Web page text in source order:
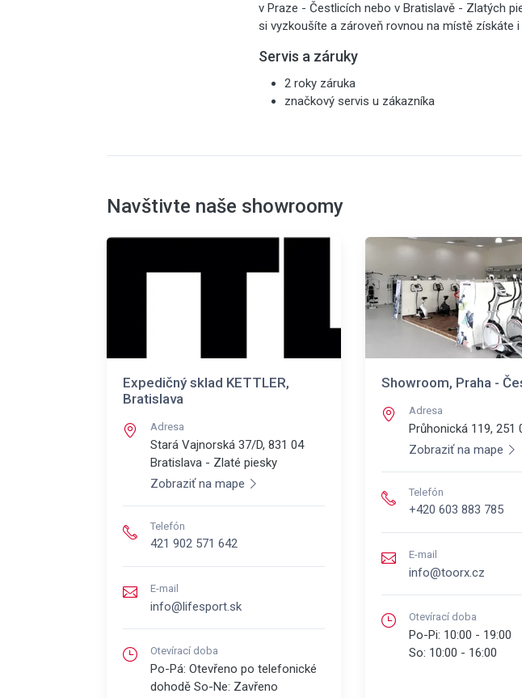
v Praze - Čestlicích nebo v Bratislavě - Zlatých
si vyzkoušíte a zároveň rovnou na místě získáte
Servis a záruky
2 roky záruka
značkový servis u zákazníka
Navštivte naše showroomy
Expedičný sklad KETTLER,
Bratislava
Adresa
Stará Vajnorská 37/D, 831 04
Bratislava - Zlaté piesky
Zobraziť na mape
Telefón
421 902 571 642
E-mail
info@lifesport.sk
Otevírací doba
Po-Pá: Otevřeno po telefonické
dohodě So-Ne: Zavřeno
Showroom, Praha -
Adresa
Průhonická 119, 251
Zobraziť na mape
Telefón
+420 603 883 785
E-mail
info@toorx.cz
Otevírací doba
Po-Pi: 10:00 - 19:00
So: 10:00 - 16:00